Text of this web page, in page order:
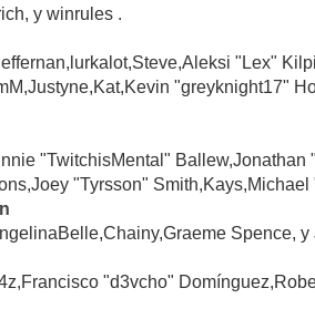
y winrules .
"Lex"
"greyknight17"
"TwitchisMental"
"Tyrsson"
Spence,
"d3vcho"